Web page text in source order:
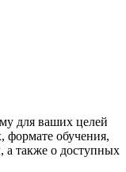
для ваших целей
формате обучения,
а также о доступных